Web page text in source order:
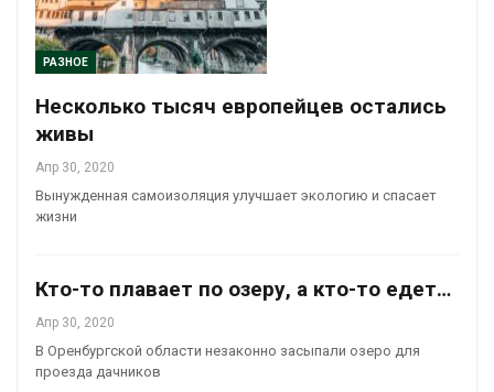
РАЗНОЕ
Несколько тысяч европейцев остались
живы
Апр 30, 2020
Вынужденная самоизоляция улучшает экологию и спасает
жизни
Кто-то плавает по озеру, а кто-то едет…
Апр 30, 2020
В Оренбургской области незаконно засыпали озеро для
проезда дачников